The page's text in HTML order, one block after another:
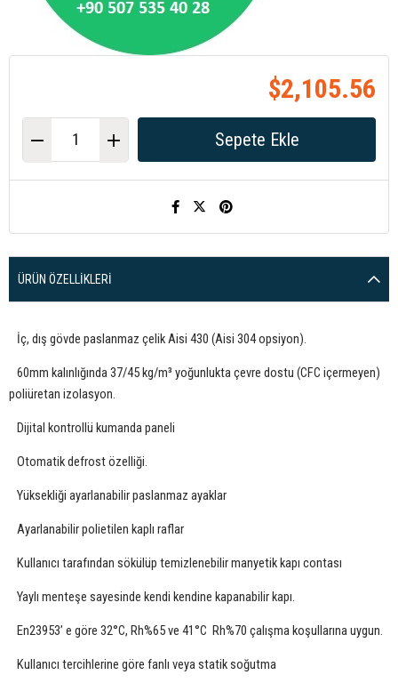
$2,105.56
ÜRÜN ÖZELLIKLERI
İç, dış gövde paslanmaz çelik Aisi 430 (Aisi 304 opsiyon).
60mm kalınlığında 37/45 kg/m³ yoğunlukta çevre dostu (CFC içermeyen)
poliüretan izolasyon.
Dijital kontrollü kumanda paneli
Otomatik defrost özelliği.
Yüksekliği ayarlanabilir paslanmaz ayaklar
Ayarlanabilir polietilen kaplı raflar
Kullanıcı tarafından sökülüp temizlenebilir manyetik kapı contası
Yaylı menteşe sayesinde kendi kendine kapanabilir kapı.
En23953’ e göre 32°C, Rh%65 ve 41°C Rh%70 çalışma koşullarına uygun.
Kullanıcı tercihlerine göre fanlı veya statik soğutma